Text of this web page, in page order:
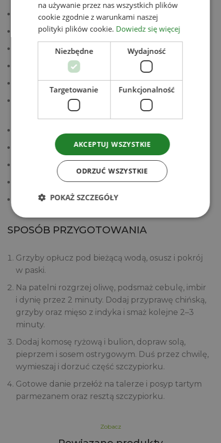
100 g dyni hokkaido, pokrojonej w kostkę
25 g cebuli, drobno pokrojonej
10 g czosnku, drobno pokrojonego
10 g imbiru, drobno pokrojonego
150 g piersi z indyka, pokrojonej w kostkę
50 g szczypiorku, drobno pokrojonego (część
do smażenia, część do dekoracji)
30 g parmezanu, tartego
sól do smaku
pieprz czarny do smaku
oliwa do smażenia
SPOSÓB PRZYGOTOWANIA
Grzyby opłucz pod bieżącą wodą, osusz i pokrój
w paski.
Na patelni rozgrzej oliwę, podsmaż cebulę, imbir
i dynię przez 2 minuty. Dodaj przyprawę chińską,
grzyby oraz mięso z indyka i smaż kolejne 2–3
minuty.
Dodaj komosę ryżową i bulion, dopraw solą,
pieprzem i sosem ostrygowym. Duś przez chwilę,
wymieszaj i dorzuć część szczypiorku.
Gotowe danie przełóż na talerze i posyp tartym
parmezanem oraz resztą szczypiorku.
Zobacz
na używanie przez nas wszystkich plików
cookie zgodnie z warunkami naszej
polityki plików cookie. Dowiedz się więcej
Niezbędne Wydajność
Targetowanie Funkcjonalność
AKCEPTUJ WSZYSTKIE
ODRZUĆ WSZYSTKIE
POKAŻ SZCZEGÓŁY